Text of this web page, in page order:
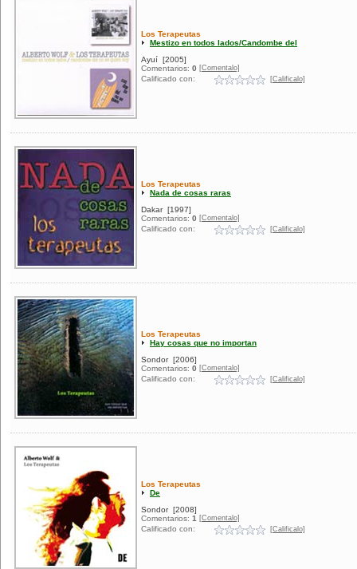
Los Terapeutas
Mestizo en todos lados/Candombe del
Ayuí [2005]
Comentarios: 0 [Comentalo]
Calificado con: [Calificalo]
Los Terapeutas
Nada de cosas raras
Dakar [1997]
Comentarios: 0 [Comentalo]
Calificado con: [Calificalo]
Los Terapeutas
Hay cosas que no importan
Sondor [2006]
Comentarios: 0 [Comentalo]
Calificado con: [Calificalo]
Los Terapeutas
De
Sondor [2008]
Comentarios: 1 [Comentalo]
Calificado con: [Calificalo]